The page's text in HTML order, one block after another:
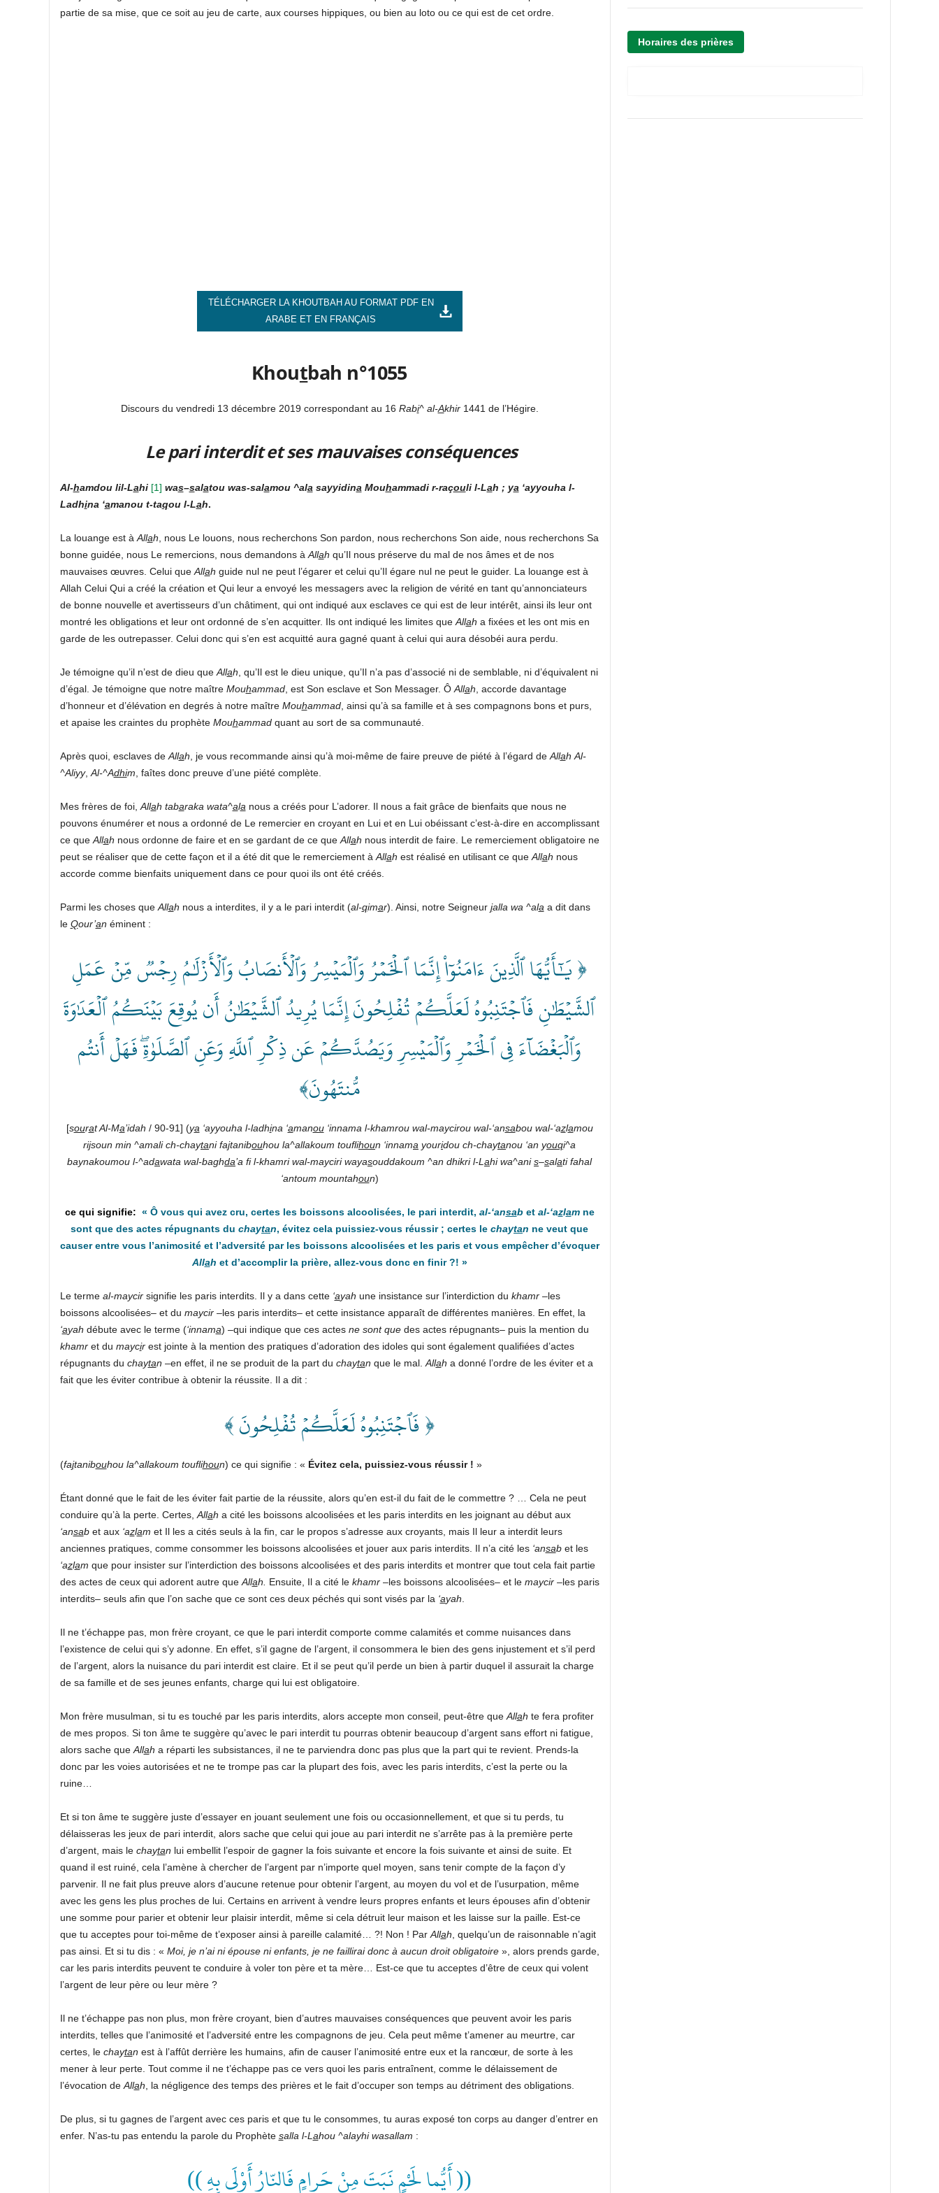
partie de sa mise, que ce soit au jeu de carte, aux courses hippiques, ou bien au loto ou ce qui est de cet ordre.
TÉLÉCHARGER LA KHOUTBAH AU FORMAT PDF EN
ARABE ET EN FRANÇAIS
Khoutbah n°1055
Discours du vendredi 13 décembre 2019 correspondant au 16 Rabi^ al-Akhir 1441 de l’Hégire.
Le pari interdit et ses mauvaises conséquences
Al-hamdou lil-Lahi [1] was–salatou was-salamou ^ala sayyidina Mouhammadi r-raçouli l-Lah ; ya ‘ayyouha l-
Ladhina ‘amanou t-taqou l-Lah.
La louange est à Allah , nous Le louons, nous recherchons Son pardon, nous recherchons Son aide, nous recherchons Sa
bonne guidée, nous Le remercions, nous demandons à Allah qu’Il nous préserve du mal de nos âmes et de nos
mauvaises œuvres. Celui que Allah guide nul ne peut l’égarer et celui qu’Il égare nul ne peut le guider. La louange est à
Allah Celui Qui a créé la création et Qui leur a envoyé les messagers avec la religion de vérité en tant qu’annonciateurs
de bonne nouvelle et avertisseurs d’un châtiment, qui ont indiqué aux esclaves ce qui est de leur intérêt, ainsi ils leur ont
montré les obligations et leur ont ordonné de s’en acquitter. Ils ont indiqué les limites que Allah a fixées et les ont mis en
garde de les outrepasser. Celui donc qui s’en est acquitté aura gagné quant à celui qui aura désobéi aura perdu.
Je témoigne qu’il n’est de dieu que Allah , qu’Il est le dieu unique, qu’Il n’a pas d’associé ni de semblable, ni d’équivalent ni
d’égal. Je témoigne que notre maître Mouhammad, est Son esclave et Son Messager. Ô Allah , accorde davantage
d’honneur et d’élévation en degrés à notre maître Mouhammad, ainsi qu’à sa famille et à ses compagnons bons et purs,
et apaise les craintes du prophète Mouhammadquant au sort de sa communauté.
Après quoi, esclaves de Allah , je vous recommande ainsi qu’à moi-même de faire preuve de piété à l’égard de Allah Al-
^Aliyy, Al-^Adhim , faîtes donc preuve d’une piété complète.
Mes frères de foi, Allah tabaraka wata^ala nous a créés pour L’adorer. Il nous a fait grâce de bienfaits que nous ne
pouvons énumérer et nous a ordonné de Le remercier en croyant en Lui et en Lui obéissant c’est-à-dire en accomplissant
ce que Allah nous ordonne de faire et en se gardant de ce que Allah nous interdit de faire. Le remerciement obligatoire ne
peut se réaliser que de cette façon et il a été dit que le remerciement à Allah est réalisé en utilisant ce que Allah nous
accorde comme bienfaits uniquement dans ce pour quoi ils ont été créés.
Parmi les choses que Allah nous a interdites, il y a le pari interdit (al-qimar). Ainsi, notre Seigneur jalla wa ^ala a dit dans
le Qour’an éminent :
﴿ يَٰٓأَيُّهَا ٱلَّذِينَ ءَامَنُوٓاْ إِنَّمَا ٱلۡخَمۡرُ وَٱلۡمَيۡسِرُ وَٱلۡأَنصَابُ وَٱلۡأَزۡلَٰمُ رِجۡسٞ مِّنۡ عَمَلِ
ٱلشَّيۡطَٰنِ فَٱجۡتَنِبُوهُ لَعَلَّكُمۡ تُفۡلِحُونَ إِنَّمَا يُرِيدُ ٱلشَّيۡطَٰنُ أَن يُوقِعَ بَيۡنَكُمُ ٱلۡعَدَٰوَةَ
وَٱلۡبَغۡضَآءَ فِي ٱلۡخَمۡرِ وَٱلۡمَيۡسِرِ وَيَصُدَّكُمۡ عَن ذِكۡرِ ٱللَّهِ وَعَنِ ٱلصَّلَوٰةِۖ فَهَلۡ أَنتُم
مُّنتَهُونَ﴾
[sourat Al-Ma’idah / 90-91] (ya ‘ayyouha l-ladhina ‘amanou‘innama l-khamrou wal-maycirou wal-‘ansabou wal-‘azlamou
rijsoun min ^amali ch-chaytani fajtanibouhou la^allakoum touflihoun ‘innama youridou ch-chaytanou ‘an youqi^a
baynakoumou l-^adawata wal-baghda’a fi l-khamri wal-mayciri wayasouddakoum ^an dhikri l-L ahi wa^anis–salati fahal
‘antoum mountahoun)
« Ô vous qui avez cru, certes les boissons alcoolisées, le pari interdit, al-‘ansabet al-‘azlamne
sont que des actes répugnants du chaytan, évitez cela puissiez-vous réussir ; certes le chaytan ne veut que
causer entre vous l’animosité et l’adversité par les boissons alcoolisées et les paris et vous empêcher d’évoquer
Allah et d’accomplir la prière, allez-vous donc en finir ?! »
Le terme al-maycir signifie les paris interdits. Il y a dans cette ‘ayah une insistance sur l’interdiction du khamr–les
boissons alcoolisées– et du maycir–les paris interdits– et cette insistance apparaît de différentes manières. En effet, la
‘ayah débute avec le terme (‘innama) –qui indique que ces actes ne sont quedes actes répugnants– puis la mention du
khamret du maycirest jointe à la mention des pratiques d’adoration des idoles qui sont également qualifiées d’actes
répugnants du chaytan –en effet, il ne se produit de la part du chaytan que le mal. Allah a donné l’ordre de les éviter et a
fait que les éviter contribue à obtenir la réussite. Il a dit :
﴿ فَٱجۡتَنِبُوهُ لَعَلَّكُمۡ تُفۡلِحُونَ ﴾
(fajtanibouhou la^allakoum touflihoun) ce qui signifie : « Évitez cela, puissiez-vous réussir ! »
Étant donné que le fait de les éviter fait partie de la réussite, alors qu’en est-il du fait de le commettre ? … Cela ne peut
conduire qu’à la perte. Certes, Allah a cité les boissons alcoolisées et les paris interdits en les joignant au début aux
‘ansabet aux ‘azlam et Il les a cités seuls à la fin, car le propos s’adresse aux croyants, mais Il leur a interdit leurs
anciennes pratiques, comme consommer les boissons alcoolisées et jouer aux paris interdits. Il n’a cité les ‘ansabet les
‘azlam que pour insister sur l’interdiction des boissons alcoolisées et des paris interdits et montrer que tout cela fait partie
des actes de ceux qui adorent autre que Allah. Ensuite, Il a cité le khamr–les boissons alcoolisées– et le maycir–les paris
interdits– seuls afin que l’on sache que ce sont ces deux péchés qui sont visés par la ‘ayah
Il ne t’échappe pas, mon frère croyant, ce que le pari interdit comporte comme calamités et comme nuisances dans
l’existence de celui qui s’y adonne. En effet, s’il gagne de l’argent, il consommera le bien des gens injustement et s’il perd
de l’argent, alors la nuisance du pari interdit est claire. Et il se peut qu’il perde un bien à partir duquel il assurait la charge
de sa famille et de ses jeunes enfants, charge qui lui est obligatoire.
Mon frère musulman, si tu es touché par les paris interdits, alors accepte mon conseil, peut-être que Allah te fera profiter
de mes propos. Si ton âme te suggère qu’avec le pari interdit tu pourras obtenir beaucoup d’argent sans effort ni fatigue,
alors sache que Allah a réparti les subsistances, il ne te parviendra donc pas plus que la part qui te revient. Prends-la
donc par les voies autorisées et ne te trompe pas car la plupart des fois, avec les paris interdits, c’est la perte ou la
ruine…
Et si ton âme te suggère juste d’essayer en jouant seulement une fois ou occasionnellement, et que si tu perds, tu
délaisseras les jeux de pari interdit, alors sache que celui qui joue au pari interdit ne s’arrête pas à la première perte
d’argent, mais le chaytan lui embellit l’espoir de gagner la fois suivante et encore la fois suivante et ainsi de suite. Et
quand il est ruiné, cela l’amène à chercher de l’argent par n’importe quel moyen, sans tenir compte de la façon d’y
parvenir. Il ne fait plus preuve alors d’aucune retenue pour obtenir l’argent, au moyen du vol et de l’usurpation, même
avec les gens les plus proches de lui. Certains en arrivent à vendre leurs propres enfants et leurs épouses afin d’obtenir
une somme pour parier et obtenir leur plaisir interdit, même si cela détruit leur maison et les laisse sur la paille. Est-ce
que tu acceptes pour toi-même de t’exposer ainsi à pareille calamité… ?! Non ! Par Allah , quelqu’un de raisonnable n’agit
pas ainsi. Et si tu dis : « Moi, je n’ai ni épouse ni enfants, je ne faillirai donc à aucun droit obligatoire», alors prends garde,
car les paris interdits peuvent te conduire à voler ton père et ta mère… Est-ce que tu acceptes d’être de ceux qui volent
l’argent de leur père ou leur mère ?
Il ne t’échappe pas non plus, mon frère croyant, bien d’autres mauvaises conséquences que peuvent avoir les paris
interdits, telles que l’animosité et l’adversité entre les compagnons de jeu. Cela peut même t’amener au meurtre, car
certes, le chaytan est à l’affût derrière les humains, afin de causer l’animosité entre eux et la rancœur, de sorte à les
mener à leur perte. Tout comme il ne t’échappe pas ce vers quoi les paris entraînent, comme le délaissement de
l’évocation de Allah , la négligence des temps des prières et le fait d’occuper son temps au détriment des obligations.
De plus, si tu gagnes de l’argent avec ces paris et que tu le consommes, tu auras exposé ton corps au danger d’entrer en
enfer. N’as-tu pas entendu la parole du Prophète salla l-L ahou ^alayhi wasallam :
(( أَيُّما لَحْمٍ نَبَتَ مِنْ حَرامٍ فَالنّارُ أَوْلَى بِهِ ))
Horaires des prières